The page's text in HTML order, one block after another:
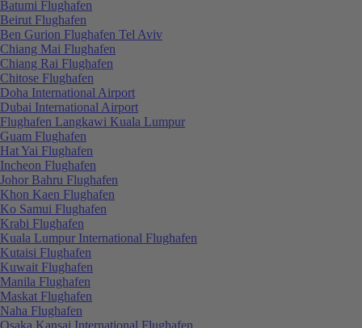
Batumi Flughafen
Beirut Flughafen
Ben Gurion Flughafen Tel Aviv
Chiang Mai Flughafen
Chiang Rai Flughafen
Chitose Flughafen
Doha International Airport
Dubai International Airport
Flughafen Langkawi Kuala Lumpur
Guam Flughafen
Hat Yai Flughafen
Incheon Flughafen
Johor Bahru Flughafen
Khon Kaen Flughafen
Ko Samui Flughafen
Krabi Flughafen
Kuala Lumpur International Flughafen
Kutaisi Flughafen
Kuwait Flughafen
Manila Flughafen
Maskat Flughafen
Naha Flughafen
Osaka Kansai International Flughafen